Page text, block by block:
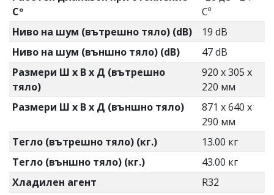
Cº
Cº
Ниво на шум (вътрешно тяло) (dB)
19 dB
Ниво на шум (външно тяло) (dB)
47 dB
Размери Ш х В х Д (вътрешно
тяло)
920 x 305 x
220 мм
Размери Ш х В х Д (външно тяло)
871 x 640 x
290 мм
Тегло (вътрешно тяло) (кг.)
13.00 кг
Тегло (външно тяло) (кг.)
43.00 кг
Хладилен агент
R32